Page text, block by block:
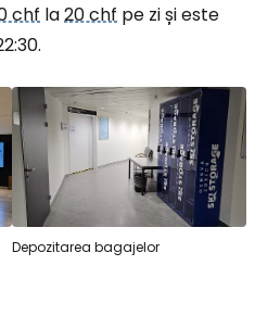
chf la20 chf pe zi și este
Depozitarea bagajelor